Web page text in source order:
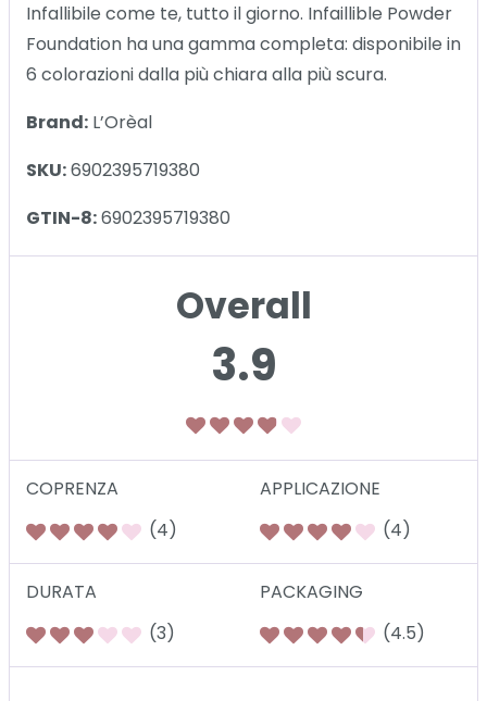
Infallibile come te, tutto il giorno. Infaillible Powder
Foundation ha una gamma completa: disponibile in
6 colorazioni dalla più chiara alla più scura.
Brand: L’Orèal
SKU:6902395719380
GTIN-8:6902395719380
Overall
3.9
COPRENZA
(4)
APPLICAZIONE
(4)
DURATA
(3)
PACKAGING
(4.5)